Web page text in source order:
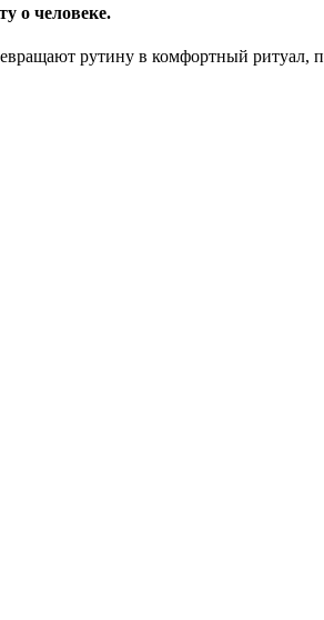
о человеке.
рутину в комфортный ритуал,